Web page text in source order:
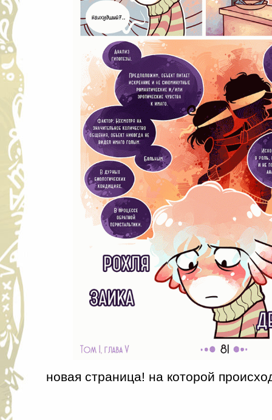
новая страница! на которой